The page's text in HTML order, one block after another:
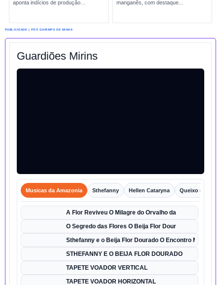
aponta indícios de produção
preocupações sobre...
manganês, com destaque...
PUBLICIDADE | PÓS GARIMPO DE MINAS
Guardiões Mirins
Musicas da Amazonia Sthefanny Hellen Cataryna Queixo o Porco
A Flor Reviveu O Milagre do Orvalho da
O Segredo das Flores O Beija Flor Dour
Sthefanny e o Beija Flor Dourado O Encontro Mágico
STHEFANNY E O BEIJA FLOR DOURADO
TAPETE VOADOR VERTICAL
TAPETE VOADOR HORIZONTAL